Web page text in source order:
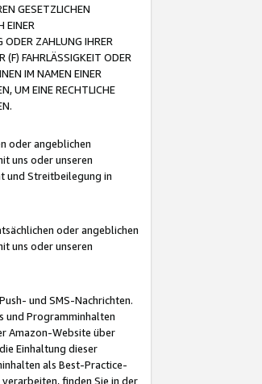
GESETZLICHEN
EINER
ODER ZAHLUNG IHRER
(F) FAHRLÄSSIGKEIT ODER
IM NAMEN EINER
UM EINE RECHTLICHE
oder angeblichen
uns oder unseren
und Streitbeilegung in
oder angeblichen
uns oder unseren
und SMS-Nachrichten.
und Programminhalten
Amazon-Website über
Einhaltung dieser
als Best-Practice-
finden Sie in der